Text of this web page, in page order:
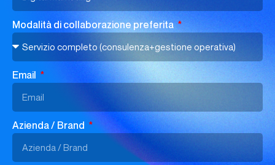
Modalità di collaborazione preferita
Email
Azienda / Brand